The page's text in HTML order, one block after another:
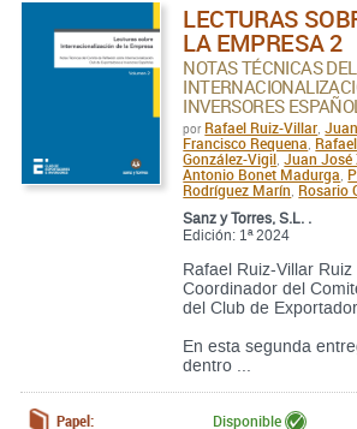
LECTURAS
LA EMPRESA 2
NOTAS TÉCNICAS
INVERSORES
por Rafael Ruiz-Villar
Francisco Requena
González-Vigil Juan José
Antonio Bonet Madurga
Rodríguez Marín Rosario
Sanz y Torres, S.L. .
Edición: 1ª 2024
Rafael Ruiz-Villar Ruiz
Coordinador del
del Club de
En esta segunda
dentro ...
Papel: Disponible